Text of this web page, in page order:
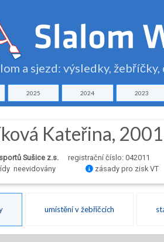
a sjezd: výsledky, žebříčky,
2025 2024 2023
Kateřina, 2001
Sušice z.s.
registrační číslo: 042011
neevidovány
zásady pro zisk VT
umístění v žebříčcích